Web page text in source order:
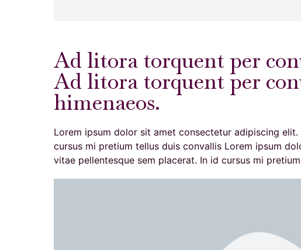
Ad litora torquent per
Ad litora torquent per
himenaeos.
Lorem ipsum dolor sit amet consectetur adipiscing
cursus mi pretium tellus duis convallis Lorem ipsum
vitae pellentesque sem placerat. In id cursus mi